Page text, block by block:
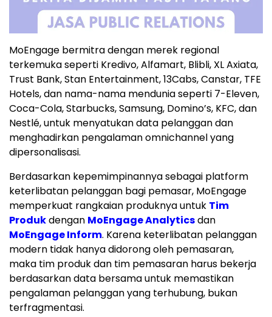
MoEngage bermitra dengan merek regional
terkemuka seperti Kredivo, Alfamart, Blibli, XL Axiata,
Trust Bank, Stan Entertainment, 13Cabs, Canstar, TFE
Hotels, dan nama-nama mendunia seperti 7-Eleven,
Coca-Cola, Starbucks, Samsung, Domino’s, KFC, dan
Nestlé, untuk menyatukan data pelanggan dan
menghadirkan pengalaman omnichannel yang
dipersonalisasi.
Berdasarkan kepemimpinannya sebagai platform
keterlibatan pelanggan bagi pemasar, MoEngage
memperkuat rangkaian produknya untuk Tim
Produkdengan MoEngage Analyticsdan
MoEngage Inform. Karena keterlibatan pelanggan
modern tidak hanya didorong oleh pemasaran,
maka tim produk dan tim pemasaran harus bekerja
berdasarkan data bersama untuk memastikan
pengalaman pelanggan yang terhubung, bukan
terfragmentasi.